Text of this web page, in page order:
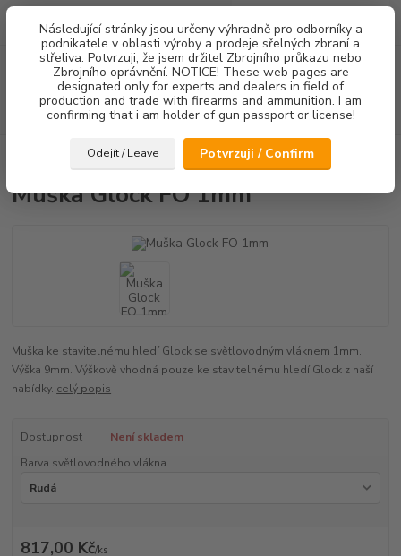
Následující stránky jsou určeny výhradně pro odborníky a
podnikatele v oblasti výroby a prodeje sřelných zbraní a
střeliva. Potvrzuji, že jsem držitel Zbrojního průkazu nebo
Zbrojního oprávnění. NOTICE! These web pages are
designated only for experts and dealers in field of
production and trade with firearms and ammunition. I am
confirming that i am holder of gun passport or license!
Odejít / Leave Potvrzuji / Confirm
Menu
Hledat
za0,00 Kč
Mířidla Muška Glock FO 1mm
Muška Glock FO 1mm
Muška ke stavitelnému hledí Glock se světlovodným vláknem 1mm.
Výška 9mm. Výškově vhodná pouze ke stavitelnému hledí Glock z naší
nabídky. celý popis
Dostupnost
Není skladem
Barva světlovodného vlákna
817,00 Kč/ks